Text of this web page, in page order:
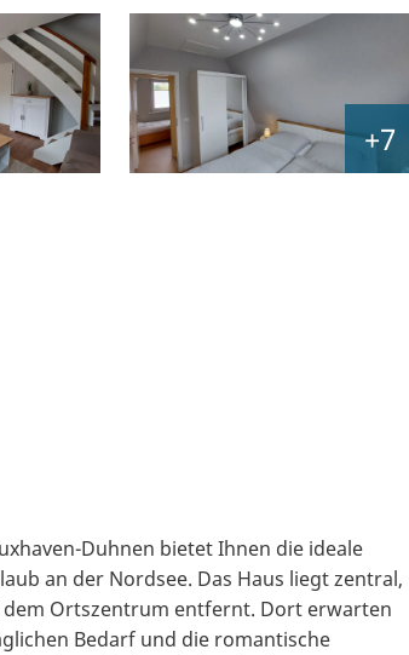
+7
Duhnen bietet Ihnen die ideale
an der Nordsee. Das Haus liegt zentral,
Ortszentrum entfernt. Dort erwarten
Bedarf und die romantische